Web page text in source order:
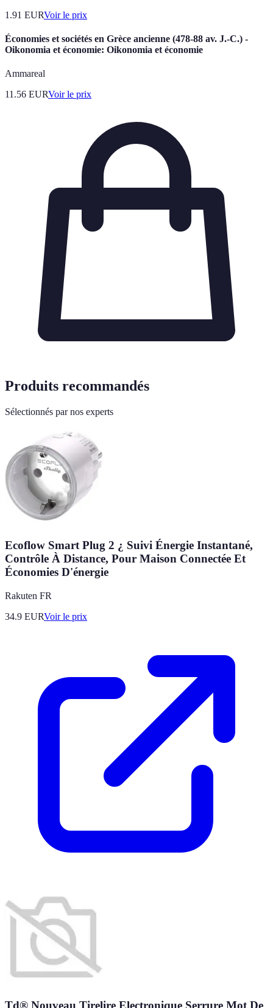
1.91 EURVoir le prix
Économies et sociétés en Grèce ancienne (478-88 av. J.-C.) -
Oikonomia et économie: Oikonomia et économie
Ammareal
11.56 EURVoir le prix
Produits recommandés
Sélectionnés par nos experts
Ecoflow Smart Plug 2 ¿ Suivi Énergie Instantané,
Contrôle À Distance, Pour Maison Connectée Et
Économies D'énergie
Rakuten FR
34.9 EURVoir le prix